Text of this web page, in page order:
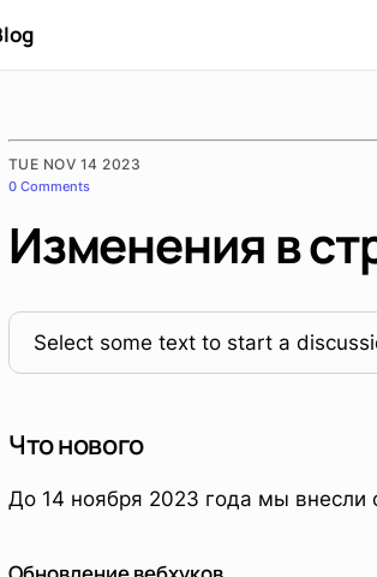
TUE NOV 14 2023
0 Comments
Изменения в
Select some text to start a
Что нового
До 14 ноября 2023 года мы внесли